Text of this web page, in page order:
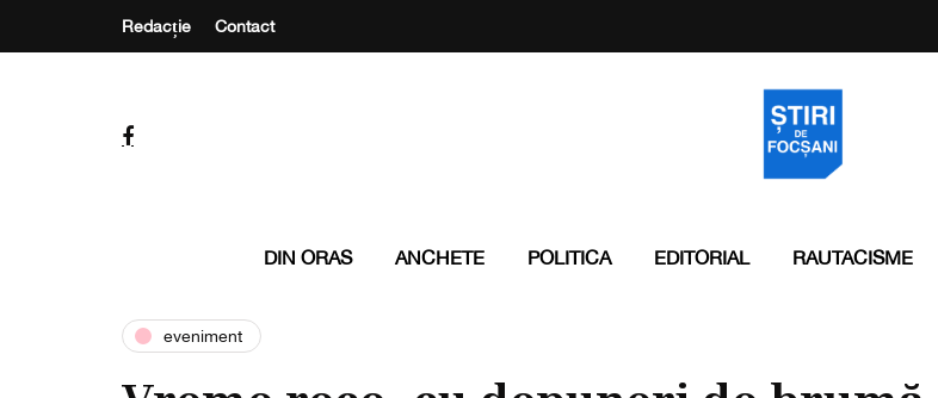
Redacție Contact
DIN ORAS ANCHETE POLITICA EDITORIAL RAUTACISME
eveniment